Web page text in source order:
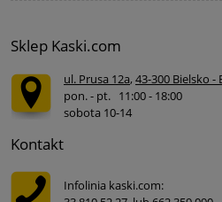
Sklep Kaski.com
ul. Prusa 12a, 43-300 Bielsko -
pon. - pt. 11:00 - 18:00
sobota 10-14
Kontakt
Infolinia kaski.com: